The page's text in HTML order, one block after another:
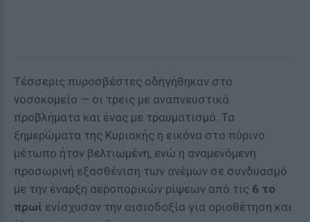
Τέσσερις πυροσβέστες οδηγήθηκαν στο
νοσοκομείο — οι τρεις με αναπνευστικά
προβλήματα και ένας με τραυματισμό. Τα
ξημερώματα της Κυριακής η εικόνα στο πύρινο
μέτωπο ήταν βελτιωμένη, ενώ η αναμενόμενη
προσωρινή εξασθένιση των ανέμων σε συνδυασμό
με την έναρξη αεροπορικών ρίψεων από τις 6 το
πρωί ενίσχυσαν την αισιοδοξία για οριοθέτηση και